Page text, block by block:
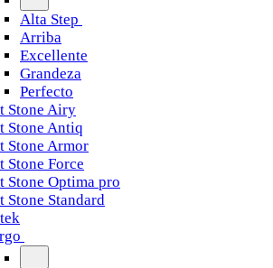
Alta Step
Arriba
Excellente
Grandeza
Perfecto
Stone Airy
Stone Antiq
Stone Armor
Stone Force
Stone Optima pro
Stone Standard